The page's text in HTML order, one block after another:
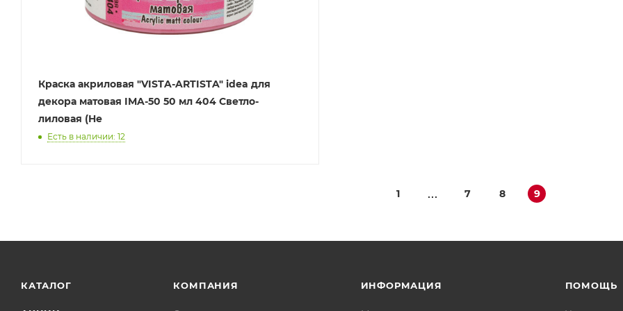
Краска акриловая "VISTA-ARTISTA" idea для
декора матовая IMA-50 50 мл 404 Светло-
лиловая (He
Есть в наличии: 12
1 7 8 9
КАТАЛОГ КОМПАНИЯ ИНФОРМАЦИЯ ПОМОЩЬ